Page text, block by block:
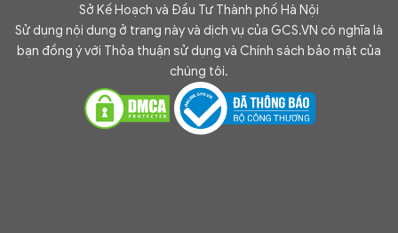
Sở Kế Hoạch và Đầu Tư Thành phố Hà Nội
Sử dụng nội dung ở trang này và dịch vụ của GCS.VN có nghĩa là
bạn đồng ý với Thỏa thuận sử dụng và Chính sách bảo mật của
chúng tôi.